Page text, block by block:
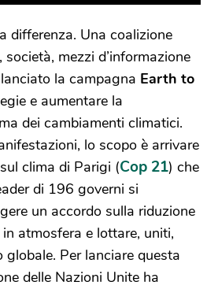
differenza. Una coalizione
mezzi d’informazione
la campagna Earth to
e aumentare la
dei cambiamenti climatici.
lo scopo è arrivare
clima di Parigi (Cop 21) che
di 196 governi si
un accordo sulla riduzione
atmosfera e lottare, uniti,
Per lanciare questa
delle Nazioni Unite ha